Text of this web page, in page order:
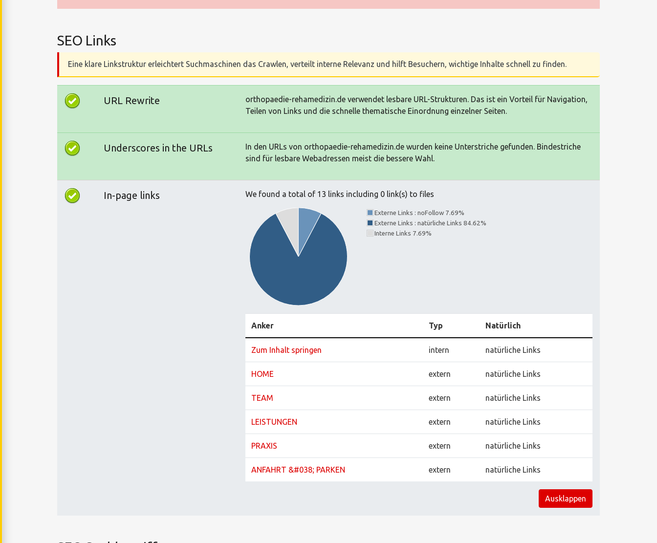
SEO Links
Eine klare Linkstruktur erleichtert Suchmaschinen das Crawlen, verteilt interne Relevanz und hilft Besuchern, wichtige Inhalte schnell zu finden.
URL Rewrite
orthopaedie-rehamedizin.de verwendet lesbare URL-Strukturen. Das ist ein Vorteil für Navigation,
Teilen von Links und die schnelle thematische Einordnung einzelner Seiten.
Underscores in the URLs
In den URLs von orthopaedie-rehamedizin.de wurden keine Unterstriche gefunden. Bindestriche
sind für lesbare Webadressen meist die bessere Wahl.
In-page links We found a total of 13 links including 0 link(s) to files
Externe Links : noFollow 7.69%
Externe Links : natürliche Links 84.62%
Interne Links 7.69%
Anker Typ Natürlich
Zum Inhalt springen intern natürliche Links
HOME extern natürliche Links
TEAM extern natürliche Links
LEISTUNGEN extern natürliche Links
PRAXIS extern natürliche Links
ANFAHRT &#038; PARKEN extern natürliche Links
Ausklappen